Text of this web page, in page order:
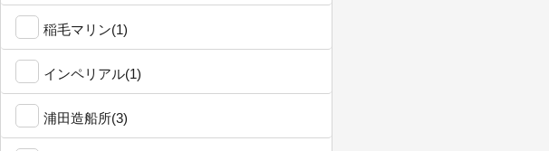
稲毛マリン(1)
インペリアル(1)
浦田造船所(3)